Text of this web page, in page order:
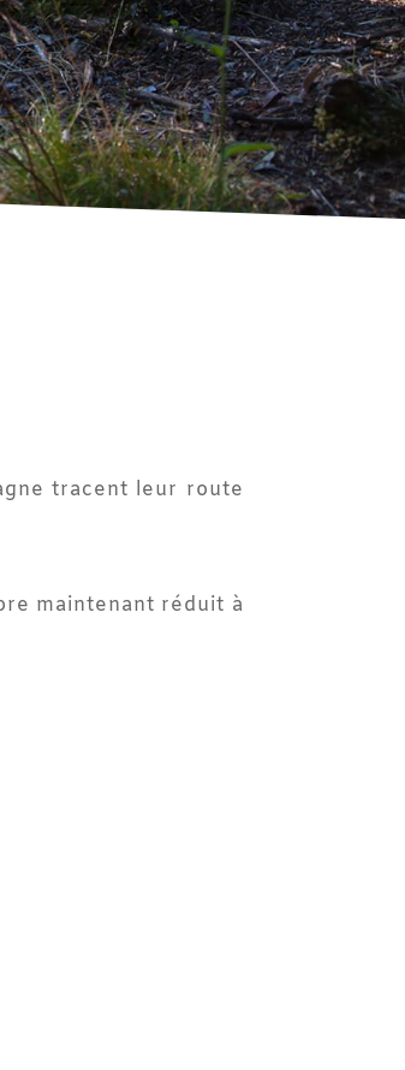
tracent leur route
maintenant réduit à